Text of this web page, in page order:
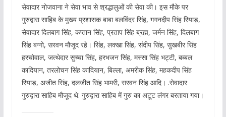
सेवादार नोजवाना ने सेवा भाव से श्रद्धालुओं की सेवा की। इस मौके पर
गुरुद्वारा साहिब के मुख्य प्रशासक बाबा बलविंदर सिंह, गगनदीप सिंह रियाड़,
सेवादार दिलबाग सिंह, कप्तान सिंह, प्रताप सिंह ब्रह्म, जर्मन सिंह, दिलबाग
सिंह बग्गो, सरवन मौजूद रहे। सिंह, लक्खा सिंह, संदीप सिंह, सुखबीर सिंह
हरचोवाल, जत्थेदार सुच्चा सिंह, हरभजन सिंह, मस्सा सिंह भट्टी, बब्बल
कादियान, तरलोचन सिंह कादियान, बिल्ला, अमरीक सिंह, महकदीप सिंह
रियाड़, अजीत सिंह, दलजीत सिंह भामरी, सरवन सिंह आदि। .सेवादार
गुरुद्वारा साहिब मौजूद थे. गुरुद्वारा साहिब में गुरु का अटूट लंगर बरताया गया।